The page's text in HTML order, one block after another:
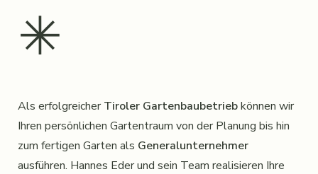
✳︎
Als erfolgreicherTiroler Gartenbaubetriebkönnen wir
Ihren persönlichen Gartentraum von der Planung bis hin
zum fertigen Garten als Generalunternehmer
ausführen. Hannes Eder und sein Team realisieren Ihre